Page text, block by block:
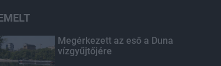
Megérkezett az eső a Duna
vízgyűjtőjére